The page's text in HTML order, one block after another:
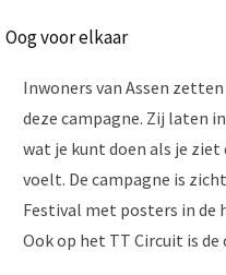
Oog voor elkaar
Inwoners van Assen
deze campagne. Zij laten
wat je kunt doen als je
voelt. De campagne is
Festival met posters in
Ook op het TT Circuit is